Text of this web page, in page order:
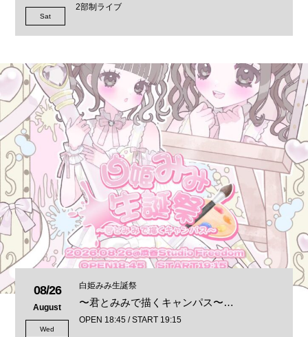
Sat
2部制ライブ
08/26
August
Wed
白姫みみ生誕祭
〜君とみみで描くキャンパス〜…
OPEN 18:45 / START 19:15